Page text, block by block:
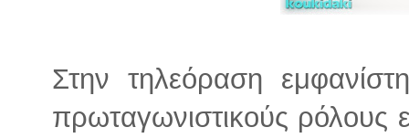
Στην τηλεόραση
πρωταγωνιστικούς ρόλους